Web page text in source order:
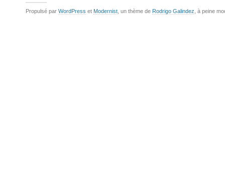
Propulsé par WordPress et Modernist , un thème de Rodrigo Galindez , à peine